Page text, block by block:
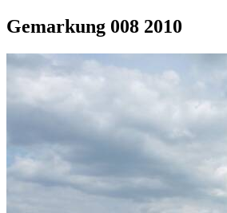
Gemarkung 008 2010